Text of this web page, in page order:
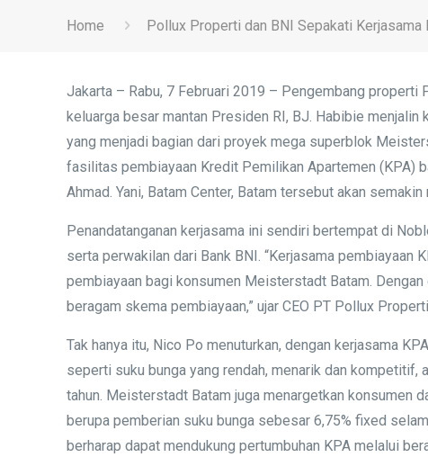
Home Pollux Properti dan BNI Sepakati
Jakarta – Rabu, 7 Februari 2019 – Pengembang
keluarga besar mantan Presiden RI, BJ. Habibie
yang menjadi bagian dari proyek mega superblok
fasilitas pembiayaan Kredit Pemilikan Apartemen (KPA)
Ahmad. Yani, Batam Center, Batam tersebut akan semakin
Penandatanganan kerjasama ini sendiri bertempat di
serta perwakilan dari Bank BNI. “Kerjasama
pembiayaan bagi konsumen Meisterstadt Batam.
beragam skema pembiayaan,” ujar CEO PT Pollux
Tak hanya itu, Nico Po menuturkan, dengan kerjasama
seperti suku bunga yang rendah, menarik dan kompetitif,
tahun. Meisterstadt Batam juga menargetkan konsumen
berupa pemberian suku bunga sebesar 6,75% fixed
berharap dapat mendukung pertumbuhan KPA melalui